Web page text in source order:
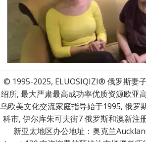
© 1995-2025, ELUOSIQIZI® 俄罗斯妻
绍所, 最大严肃最高成功率优质资源欧亚
乌欧美文化交流家庭指导始于1995, 俄罗
科市, 伊尔库朱可夫街7 俄罗斯和澳新注
新亚太地区办公地址：奥克兰